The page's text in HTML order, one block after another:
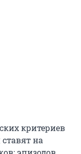
критериев
на